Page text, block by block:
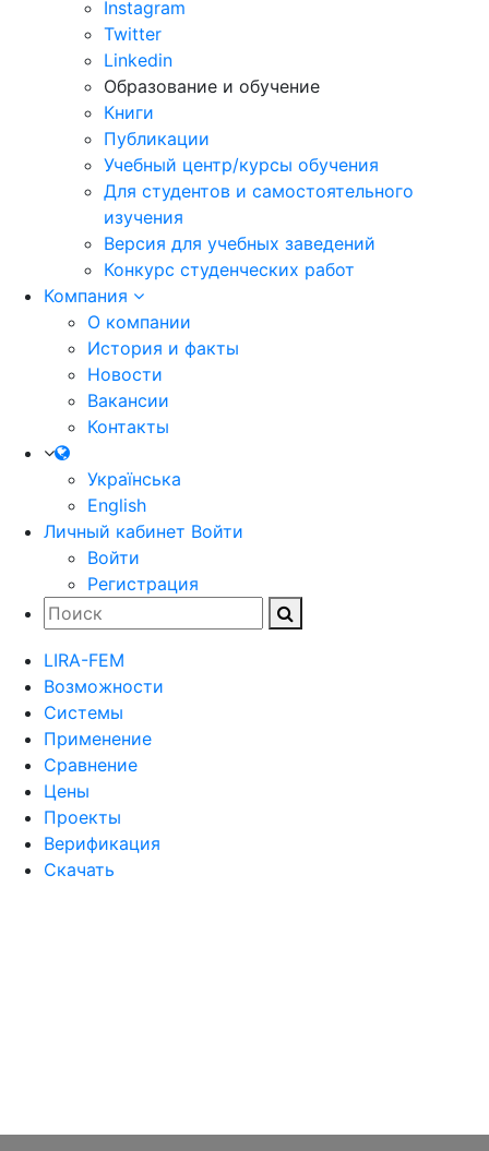
Instagram
Twitter
Linkedin
Образование и обучение
Книги
Публикации
Учебный центр/курсы обучения
Для студентов и самостоятельного
изучения
Версия для учебных заведений
Конкурс студенческих работ
Компания
О компании
История и факты
Новости
Вакансии
Контакты
Українська
English
Личный кабинет Войти
Войти
Регистрация
LIRA-FEM
Возможности
Cистемы
Применение
Сравнение
Цены
Проекты
Верификация
Скачать